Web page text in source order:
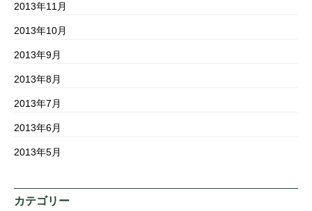
2013年11月
2013年10月
2013年9月
2013年8月
2013年7月
2013年6月
2013年5月
カテゴリー